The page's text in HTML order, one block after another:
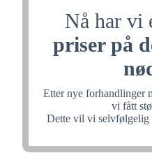
Nå har vi
priser på
Etter nye forhandlinger
vi fått
Dette vil vi selvfølgelig
ExiLED
enkeltsidig